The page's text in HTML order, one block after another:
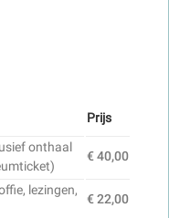
Prijs
onthaal
€ 40,00
lezingen,
€ 22,00